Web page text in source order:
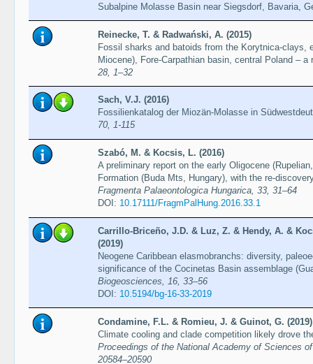
Subalpine Molasse Basin near Siegsdorf, Bavaria,
Reinecke, T. & Radwański, A. (2015)
Fossil sharks and batoids from the Korytnica-clays,
Miocene), Fore-Carpathian basin, central Poland –
28, 1–32
Sach, V.J. (2016)
Fossilienkatalog der Miozän-Molasse in
70, 1-115
Szabó, M. & Kocsis, L. (2016)
A preliminary report on the early Oligocene
Formation (Buda Mts, Hungary), with the re-
Fragmenta Palaeontologica Hungarica, 33, 31–64
DOI: 10.17111/FragmPalHung.2016.33.1
Carrillo-Briceño, J.D. & Luz, Z. & Hendy, A. &
(2019)
Neogene Caribbean elasmobranchs: diversity,
significance of the Cocinetas Basin assemblage
Biogeosciences, 16, 33–56
DOI: 10.5194/bg-16-33-2019
Condamine, F.L. & Romieu, J. & Guinot, G. (2019)
Climate cooling and clade competition likely drove
Proceedings of the National Academy of Sciences
20584–20590